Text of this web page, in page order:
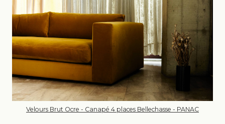
Velours Brut Ocre - Canapé 4 places Bellechasse - PANAC